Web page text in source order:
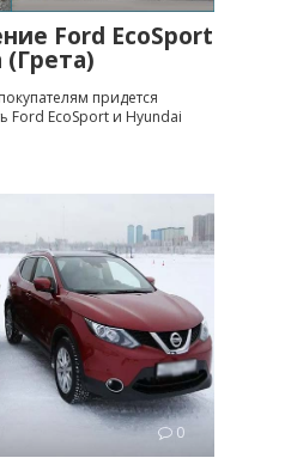
Ford EcoSport
(Грета)
придется
Ford EcoSport и Hyundai
0